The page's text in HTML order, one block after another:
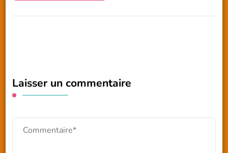
Laisser un commentaire